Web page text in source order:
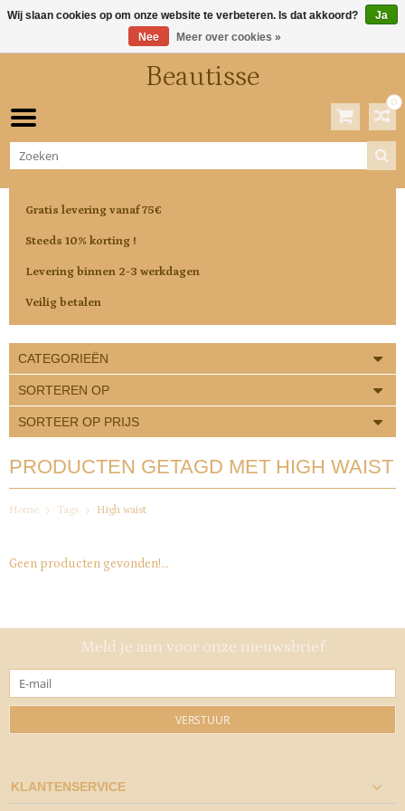
Beautisse
0
Gratis levering vanaf 75€
Steeds 10% korting !
Levering binnen 2-3 werkdagen
Veilig betalen
CATEGORIEËN
SORTEREN OP
SORTEER OP PRIJS
PRODUCTEN GETAGD MET HIGH WAIST
Home Tags High waist
Geen producten gevonden!...
Meld je aan voor onze nieuwsbrief
VERSTUUR
KLANTENSERVICE
Wij slaan cookies op om onze website te verbeteren. Is dat akkoord?
Ja
Nee
Meer over cookies »